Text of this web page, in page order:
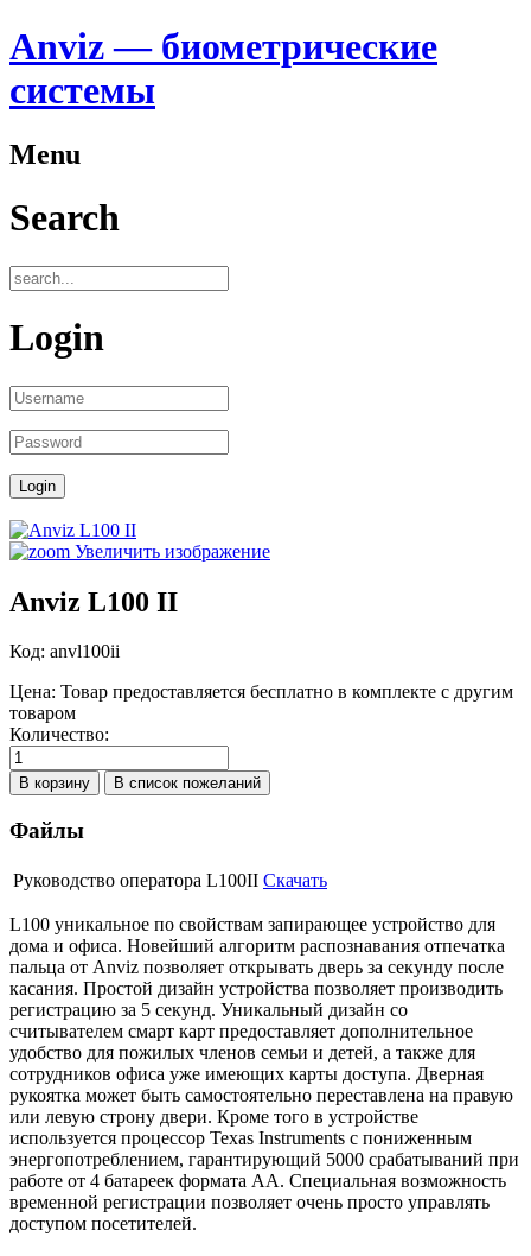
Anviz — биометрические
системы
Menu
Search
Login
Увеличить изображение
Anviz L100 II
Код: anvl100ii
Цена: Товар предоставляется бесплатно в комплекте с другим
товаром
Количество:
Файлы
Руководство оператора L100II Скачать
L100 уникальное по свойствам запирающее устройство для
дома и офиса. Новейший алгоритм распознавания отпечатка
пальца от Anviz позволяет открывать дверь за секунду после
касания. Простой дизайн устройства позволяет производить
регистрацию за 5 секунд. Уникальный дизайн со
считывателем смарт карт предоставляет дополнительное
удобство для пожилых членов семьи и детей, а также для
сотрудников офиса уже имеющих карты доступа. Дверная
рукоятка может быть самостоятельно переставлена на правую
или левую строну двери. Кроме того в устройстве
используется процессор Texas Instruments с пониженным
энергопотреблением, гарантирующий 5000 срабатываний при
работе от 4 батареек формата АА. Специальная возможность
временной регистрации позволяет очень просто управлять
доступом посетителей.